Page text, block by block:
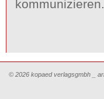
kommunizieren.
© 2026 kopaed verlagsgmbh _